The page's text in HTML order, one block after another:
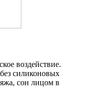
воздействие.
силиконовых
сон лицом в